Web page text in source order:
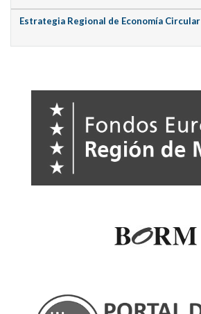
Estrategia Regional de Economía Circular